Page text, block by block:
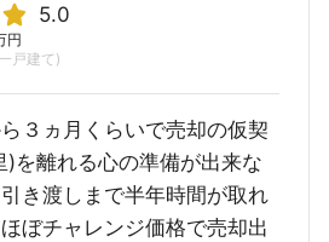
5.0
円
戸建て)
３ヵ月くらいで売却の仮契
を離れる心の準備が出来な
き渡しまで半年時間が取れ
ぼチャレンジ価格で売却出